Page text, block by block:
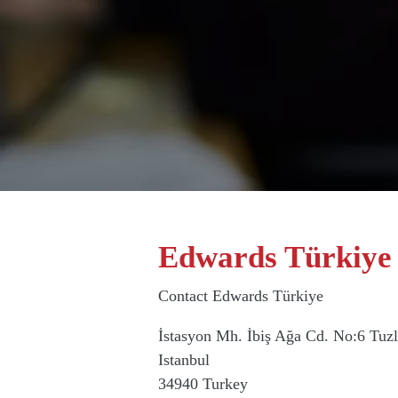
Edwards Türkiye
Contact Edwards Türkiye
İstasyon Mh. İbiş Ağa Cd. No:6
Istanbul
34940 Turkey